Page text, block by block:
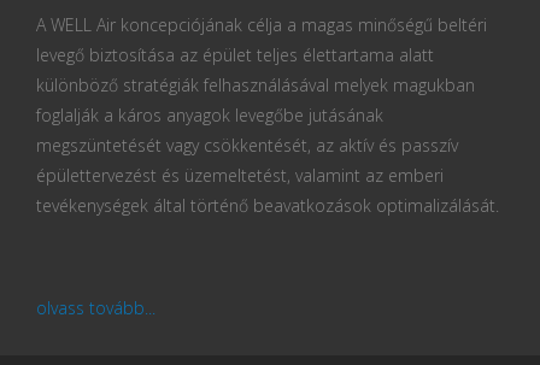
A WELL Air koncepciójának célja a magas minőségű beltéri
levegő biztosítása az épület teljes élettartama alatt
különböző stratégiák felhasználásával melyek magukban
foglalják a káros anyagok levegőbe jutásának
megszüntetését vagy csökkentését, az aktív és passzív
épülettervezést és üzemeltetést, valamint az emberi
tevékenységek által történő beavatkozások optimalizálását.
olvass tovább...